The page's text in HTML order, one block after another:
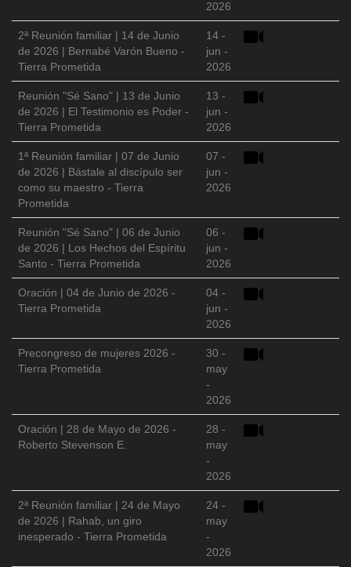
2026
2ª Reunión familiar | 14 de Junio
de 2026 | Bernabé Varón Bueno -
Tierra Prometida
14 -
jun -
2026
Reunión "Sé Sano" | 13 de Junio
de 2026 | El Testimonio es Poder -
Tierra Prometida
13 -
jun -
2026
1ª Reunión familiar | 07 de Junio
de 2026 | Bástale al discípulo ser
como su maestro - Tierra
Prometida
07 -
jun -
2026
Reunión "Sé Sano" | 06 de Junio
de 2026 | Los Hechos del Espíritu
Santo - Tierra Prometida
06 -
jun -
2026
Oración | 04 de Junio de 2026 -
Tierra Prometida
04 -
jun -
2026
Precongreso de mujeres 2026 -
Tierra Prometida
30 -
may
-
2026
Oración | 28 de Mayo de 2026 -
Roberto Stevenson E.
28 -
may
-
2026
2ª Reunión familiar | 24 de Mayo
de 2026 | Rahab, un giro
inesperado - Tierra Prometida
24 -
may
-
2026